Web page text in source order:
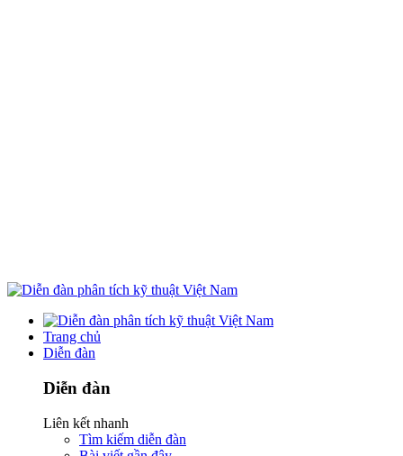
Trang chủ
Diễn đàn
Diễn đàn
Liên kết nhanh
Tìm kiếm diễn đàn